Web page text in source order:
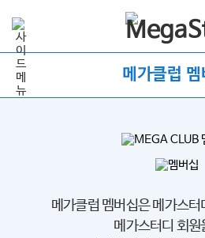
메가클럽 멤
메가클럽 멤버십은 메가스
메가스터디 회원